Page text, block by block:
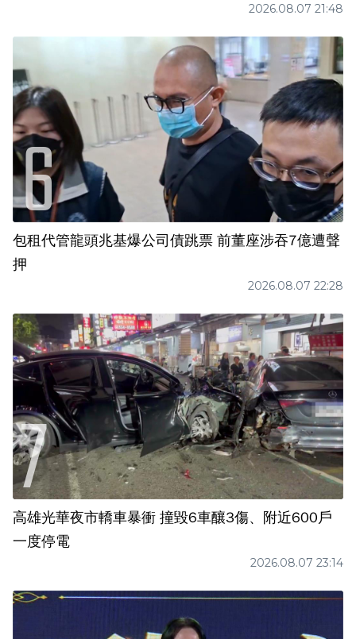
2026.08.07 21:48
包租代管龍頭兆基爆公司債跳票 前董座涉吞7億遭聲
押
2026.08.07 22:28
高雄光華夜市轎車暴衝 撞毀6車釀3傷、附近600戶
一度停電
2026.08.07 23:14